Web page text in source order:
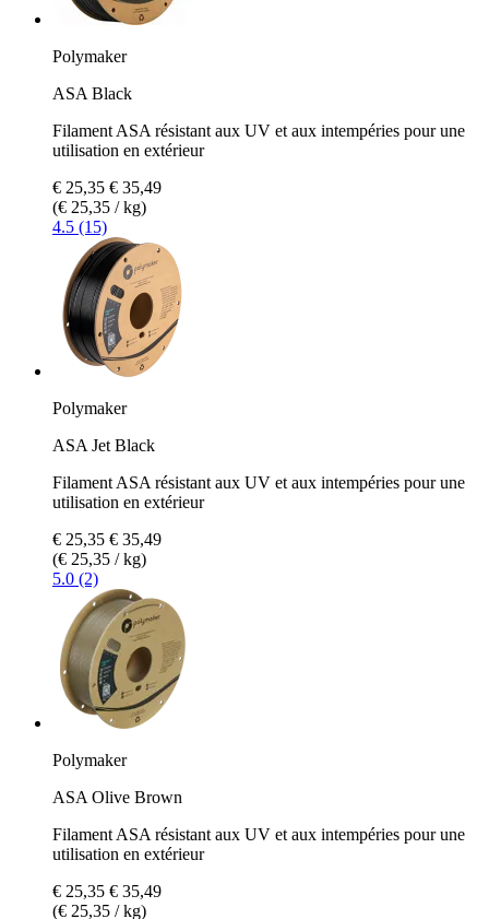
Polymaker
ASA Black
Filament ASA résistant aux UV et aux intempéries pour une
utilisation en extérieur
€ 25,35 € 35,49
(€ 25,35 / kg)
4.5 (15)
Polymaker
ASA Jet Black
Filament ASA résistant aux UV et aux intempéries pour une
utilisation en extérieur
€ 25,35 € 35,49
(€ 25,35 / kg)
5.0 (2)
Polymaker
ASA Olive Brown
Filament ASA résistant aux UV et aux intempéries pour une
utilisation en extérieur
€ 25,35 € 35,49
(€ 25,35 / kg)